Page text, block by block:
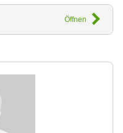
Öffnen